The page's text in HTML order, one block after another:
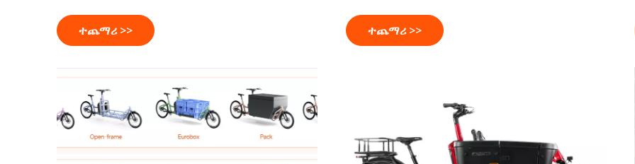
አካሄድ እየመጡ ነው - ወጪን ለመቀነስ፣ የምርት ልማትን
ለማፋጠን እና የበለጠ የሚለምደዉ የንግድ ተሽከርካሪዎችን
አንዱ እየሆነ እንደመጣ ያብራራል።
ተጨማሪ >>
በበለጠ በራስ መተማመን የሚያግዙ ማኑፋክቸሪንግን ይሰጣሉ።
ተጨማሪ >>